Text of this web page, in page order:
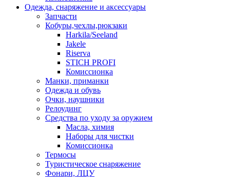
Одежда, снаряжение и аксессуары
Запчасти
Кобуры,чехлы,рюкзаки
Harkila/Seeland
Jakele
Riserva
STICH PROFI
Комиссионка
Манки, приманки
Одежда и обувь
Очки, наушники
Релоудинг
Средства по уходу за оружием
Масла, химия
Наборы для чистки
Комиссионка
Термосы
Туристическое снаряжение
Фонари, ЛЦУ